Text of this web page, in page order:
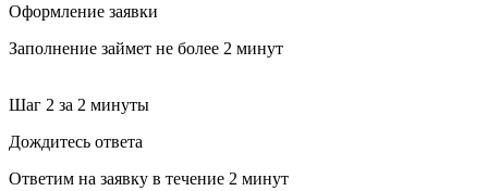
Оформление заявки
Заполнение займет не более 2 минут
Шаг 2 за 2 минуты
Дождитесь ответа
Ответим на заявку в течение 2 минут